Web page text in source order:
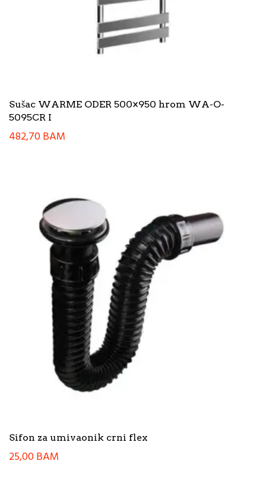
Sušac WARME ODER 500×950 hrom WA-O-
5095CR I
482,70BAM
Sifon za umivaonik crni flex
25,00BAM